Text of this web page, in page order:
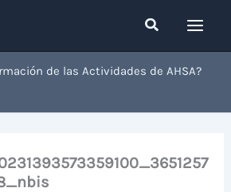
Buscar
de las Actividades de AHSA?